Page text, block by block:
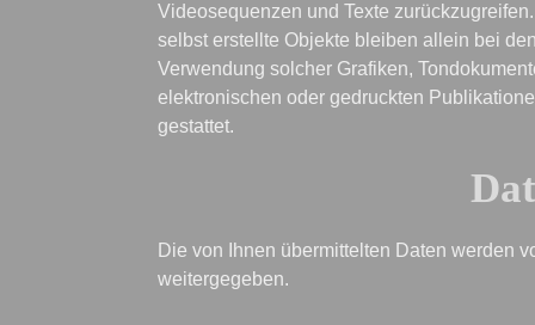
Videosequenzen und Texte
selbst erstellte Objekte bleiben allein bei
Verwendung solcher Grafiken,
elektronischen oder gedruckten
gestattet.
Die von Ihnen übermittelten Daten werden
weitergegeben.